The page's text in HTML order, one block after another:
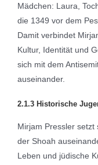
Mädchen: Laura,
die 1349 vor dem
Damit verbindet
Kultur, Identität und
sich mit dem
auseinander.
2.1.3 Historische
Mirjam Pressler
der Shoah
Leben und jüdische